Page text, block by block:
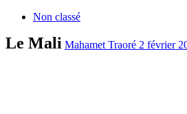
Non classé
Le Mali Mahamet Traoré 2 février